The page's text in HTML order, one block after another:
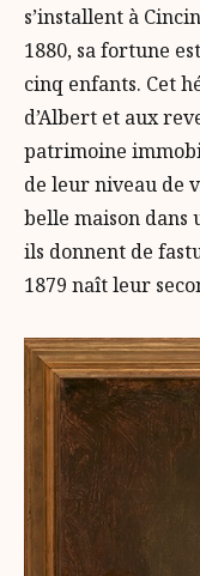
s’installent à
1880, sa fortune
cinq enfants. Cet
d’Albert et aux
patrimoine
de leur niveau de
belle maison dans
ils donnent de
1879 naît leur